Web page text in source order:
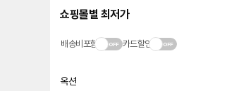
쇼핑몰별 최저가
배송비포함 카드할인
옥션